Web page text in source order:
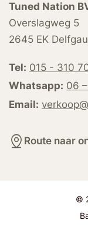
Tuned Nation
Overslagweg 5
2645 EK
Tel: 015 - 310
Whatsapp: 06
Email:
Route naar
©